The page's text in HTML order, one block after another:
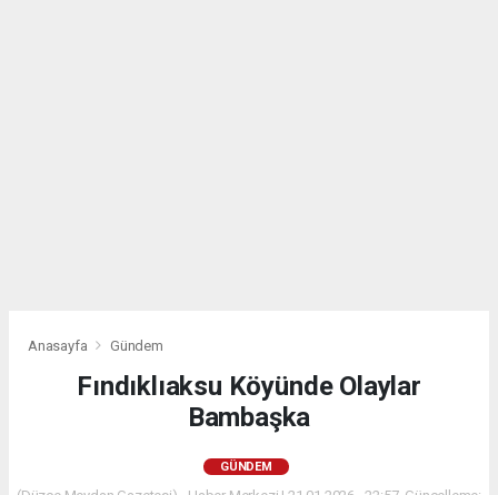
Anasayfa Gündem
Fındıklıaksu Köyünde Olaylar
Bambaşka
GÜNDEM